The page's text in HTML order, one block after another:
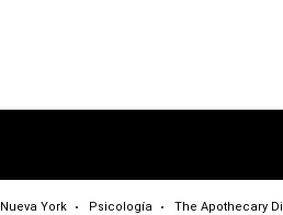
Nueva York Psicología The Apothecary